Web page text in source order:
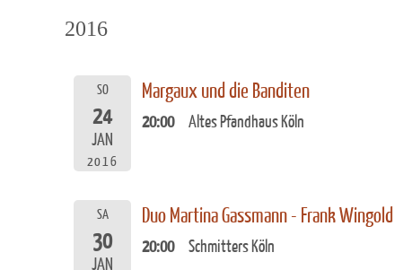
2016
SO
24
JAN
2016
Margaux und die Banditen
20:00 Altes Pfandhaus Köln
SA
30
JAN
Duo Martina Gassmann - Frank Wingold
20:00 Schmitters Köln